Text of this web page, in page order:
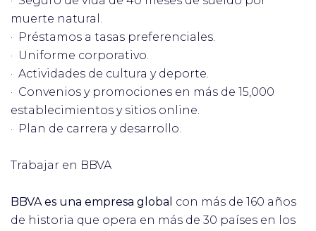
muerte natural.
· Préstamos a tasas preferenciales.
· Uniforme corporativo.
· Actividades de cultura y deporte.
· Convenios y promociones en más de 15,000
establecimientos y sitios online.
· Plan de carrera y desarrollo.
Trabajar en BBVA
BBVA es una empresa global con más de 160 años
de historia que opera en más de 30 países en los